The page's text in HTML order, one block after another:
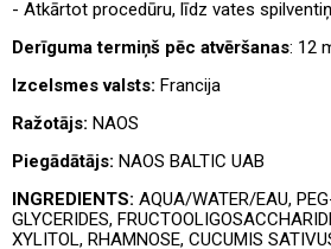
- Atkārtot procedūru, līdz vates
Derīguma termiņš pēc atvēršanas: 12
Izcelsmes valsts: Francija
Ražotājs: NAOS
Piegādātājs: NAOS BALTIC UAB
INGREDIENTS: AQUA/WATER/EAU,
GLYCERIDES,
XYLITOL, RHAMNOSE, CUCUMIS